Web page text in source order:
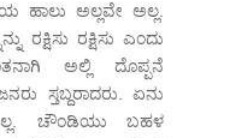
ಹಾಲು ಅಲ್ಲವೇ ಅಲ್ಲ.
ರಕ್ಷಿಸು ರಕ್ಷಿಸು ಎಂದು
ಅಲ್ಲಿ ದೊಪ್ಪನೆ
ಸ್ತಬ್ದರಾದರು. ಏನು
ಚೌಂಡಿಯು ಬಹಳ